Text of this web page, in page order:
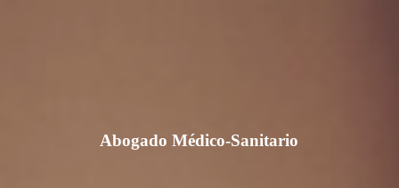
Abogado Médico-Sanitario